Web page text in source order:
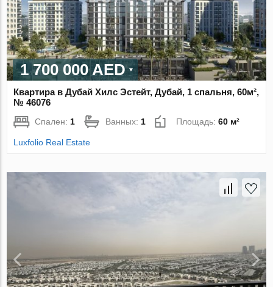
1 700 000 AED
Квартира в Дубай Хилс Эстейт, Дубай, 1 спальня, 60м²,
№ 46076
Спален:1 Ванных:1 Площадь:60 м²
Luxfolio Real Estate